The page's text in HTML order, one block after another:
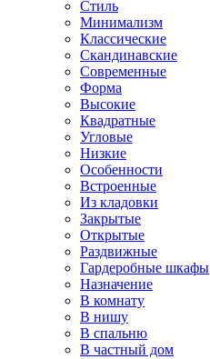
Стиль
Минимализм
Классические
Скандинавские
Современные
Форма
Высокие
Квадратные
Угловые
Низкие
Особенности
Встроенные
Из кладовки
Закрытые
Открытые
Раздвижные
Гардеробные шкафы
Назначение
В комнату
В нишу
В спальню
В частный дом